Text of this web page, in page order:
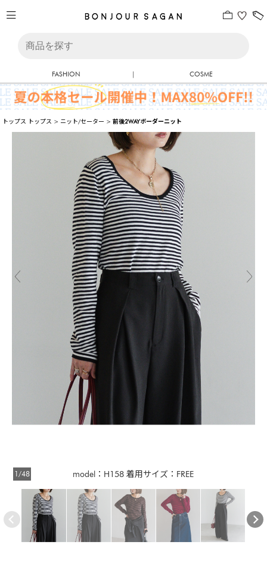
FASHION | COSME
トップス トップス > ニット/セーター >前後2WAYボーダーニット
model：H158 着用サイズ：FREE
1/48